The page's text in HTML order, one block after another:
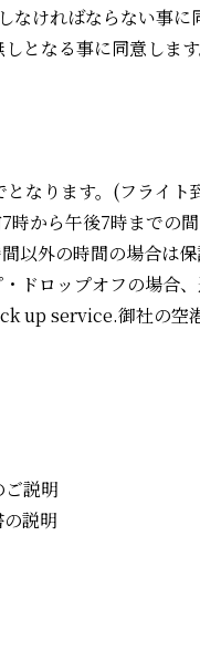
しなければならない
となる事に同意します
なります。(フライ
時から午後7時までの
以外の時間の場合は
ドロップオフの場
service.御社の空
ご説明
説明